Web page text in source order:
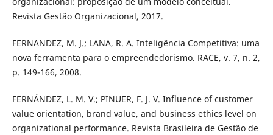
Revista Gestão Organizacional, 2017.
FERNANDEZ, M. J.; LANA, R. A. Inteligência Competitiva: uma
nova ferramenta para o empreendedorismo. RACE, v. 7, n. 2,
p. 149-166, 2008.
FERNÁNDEZ, L. M. V.; PINUER, F. J. V. Influence of customer
value orientation, brand value, and business ethics level on
organizational performance. Revista Brasileira de Gestão de